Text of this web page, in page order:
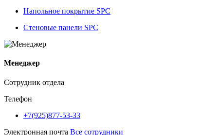
Напольное покрытие SPC
Стеновые панели SPC
Менеджер
Сотрудник отдела
Телефон
+7(925)877-53-33
Электронная почта Все сотрудники